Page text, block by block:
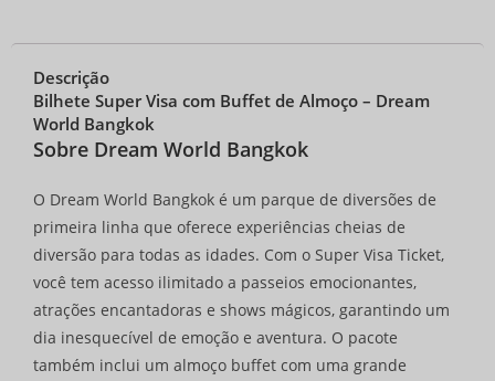
Descrição
Bilhete Super Visa com Buffet de Almoço – Dream
World Bangkok
Sobre Dream World Bangkok
O Dream World Bangkok é um parque de diversões de
primeira linha que oferece experiências cheias de
diversão para todas as idades. Com o Super Visa Ticket,
você tem acesso ilimitado a passeios emocionantes,
atrações encantadoras e shows mágicos, garantindo um
dia inesquecível de emoção e aventura. O pacote
também inclui um almoço buffet com uma grande